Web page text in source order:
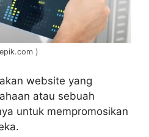
)
website yang
atau sebuah
untuk mempromosikan